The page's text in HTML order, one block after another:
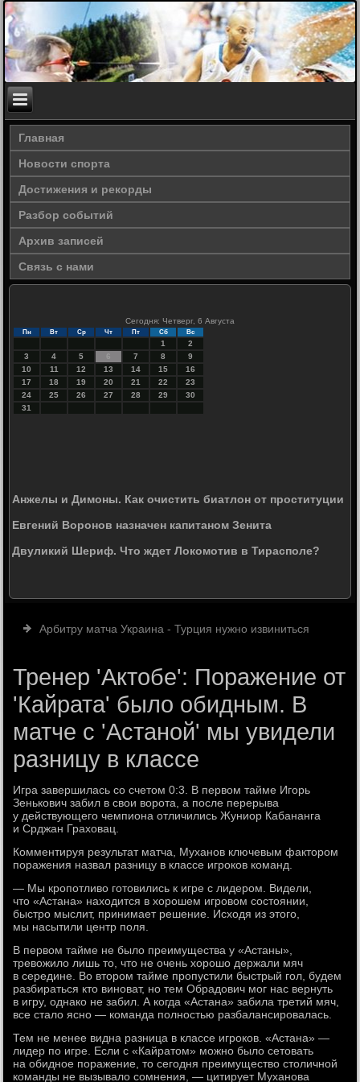
Главная
Новости спорта
Достижения и рекорды
Разбор событий
Архив записей
Связь с нами
Сегодня: Четверг, 6 Августа
Пн Вт Ср Чт Пт Сб Вс
1
2
3
4 5 6 7 8
9
10
11 12 13 14 15
16
17
18 19 20 21 22
23
24
25 26 27 28 29
30
31
Анжелы и Димоны. Как очистить биатлон от проституции
Евгений Воронов назначен капитаном Зенита
Двуликий Шериф. Что ждет Локомотив в Тирасполе?
Арбитру матча Украина - Турция нужно извиниться
Тренер 'Актобе': Поражение от
'Кайрата' было обидным. В
матче с 'Астаной' мы увидели
разницу в классе
Игра завершилась со счетом 0:3. В первом тайме Игорь
Зенькович забил в свои ворота, а после перерыва
у действующего чемпиона отличились Жуниор Кабананга
и Срджан Граховац.
Комментируя результат матча, Муханов ключевым фактором
поражения назвал разницу в классе игроков команд.
— Мы кропотливо готовились к игре с лидером. Видели,
что «Астана» находится в хорошем игровом состоянии,
быстро мыслит, принимает решение. Исходя из этого,
мы насытили центр поля.
В первом тайме не было преимущества у «Астаны»,
тревожило лишь то, что не очень хорошо держали мяч
в середине. Во втором тайме пропустили быстрый гол, будем
разбираться кто виноват, но тем Обрадович мог нас вернуть
в игру, однако не забил. А когда «Астана» забила третий мяч,
все стало ясно — команда полностью разбалансировалась.
Тем не менее видна разница в классе игроков. «Астана» —
лидер по игре. Если с «Кайратом» можно было сетовать
на обидное поражение, то сегодня преимущество столичной
команды не вызывало сомнения, — цитирует Муханова